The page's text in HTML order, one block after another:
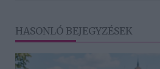
HASONLÓ BEJEGYZÉSEK